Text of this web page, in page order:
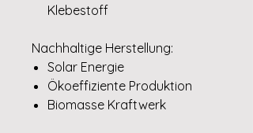
Klebestoff
Nachhaltige Herstellung:
Solar Energie
Ökoeffiziente Produktion
Biomasse Kraftwerk